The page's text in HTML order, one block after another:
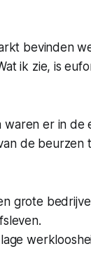
bevinden
ik zie, is
er in de
de beurzen
grote